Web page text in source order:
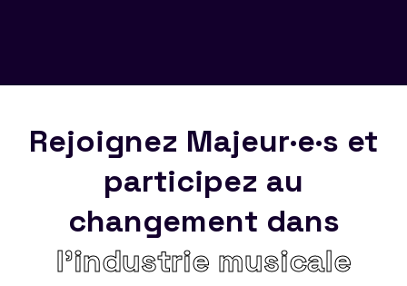
Rejoignez Majeur·e·s et
participez au
changement dans
l’industrie musicale